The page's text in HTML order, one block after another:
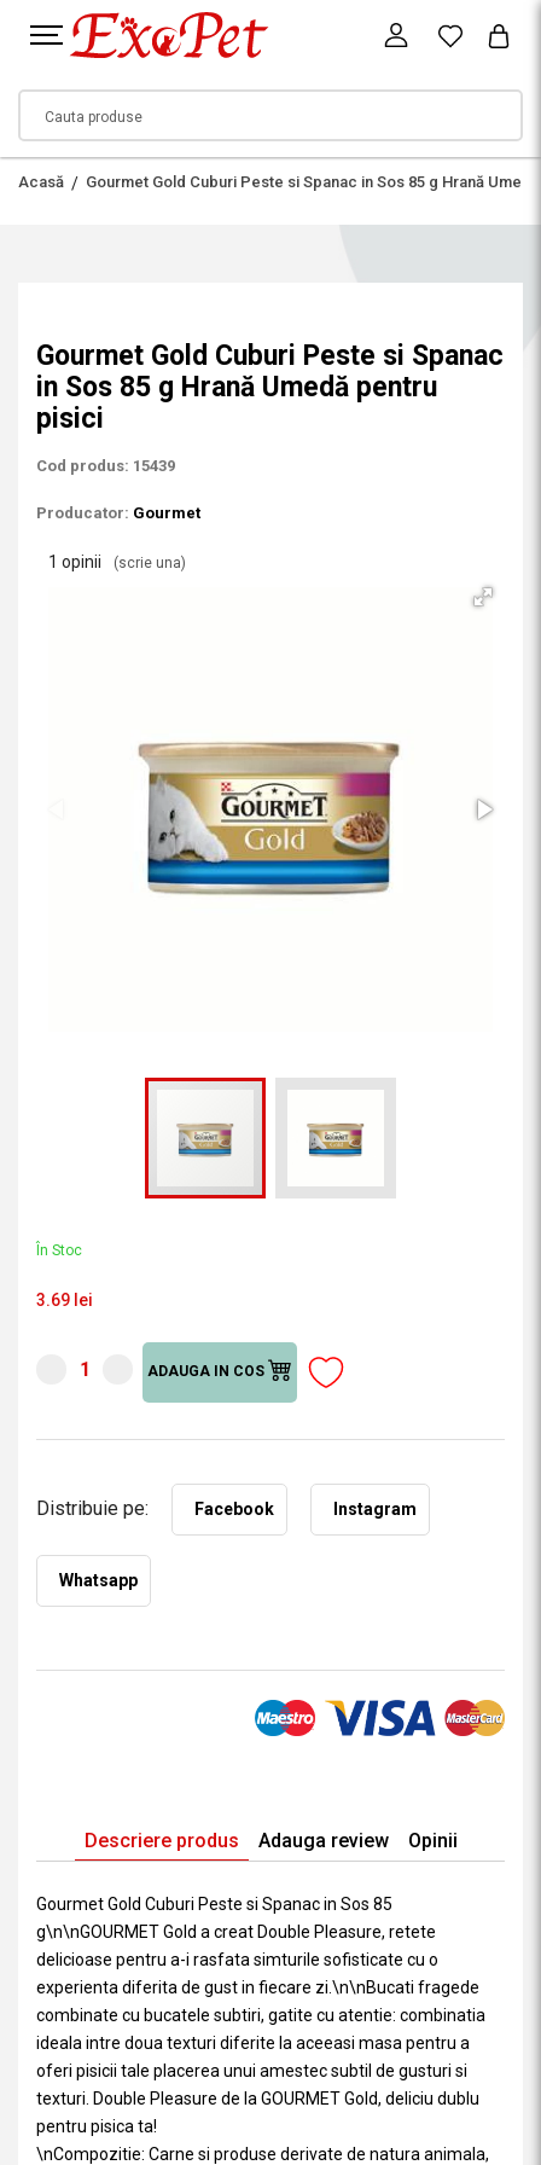
Acasă Gourmet Gold Cuburi Peste si Spanac in Sos 85 g Hrană
Descriere produs Adauga review Opinii
Gourmet Gold Cuburi Peste si Spanac in Sos 85
g\n\nGOURMET Gold a creat Double Pleasure, retete
delicioase pentru a-i rasfata simturile sofisticate cu o
experienta diferita de gust in fiecare zi.\n\nBucati fragede
combinate cu bucatele subtiri, gatite cu atentie: combinatia
ideala intre doua texturi diferite la aceeasi masa pentru a
oferi pisicii tale placerea unui amestec subtil de gusturi si
texturi. Double Pleasure de la GOURMET Gold, deliciu dublu
pentru pisica ta!
\nCompozitie: Carne si produse derivate de natura animala,
Gourmet Gold Cuburi Peste si Spanac
in Sos 85 g Hrană Umedă pentru
pisici
Cod produs: 15439
Producator: Gourmet
1 opinii (scrie una)
În Stoc
3.69 lei
ADAUGA IN COS
Distribuie pe: Facebook Instagram
Whatsapp